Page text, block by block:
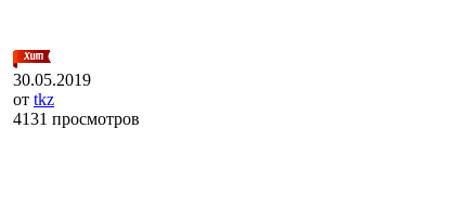
30.05.2019
от tkz
4131 просмотров